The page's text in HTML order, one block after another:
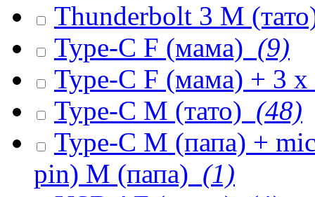
Thunderbolt 3 M
Type-C F (мама) (9)
Type-C F (мама) + 3
Type-C M (тато) (48)
Type-C M (папа) +
pin) M (папа) (1)